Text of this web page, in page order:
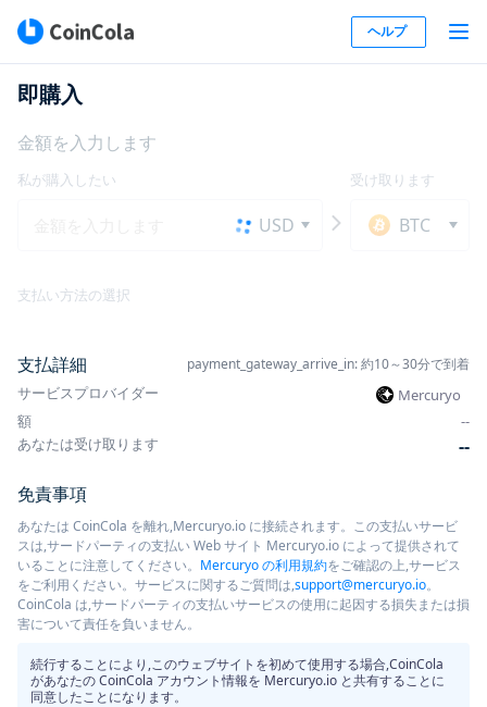
ヘルプ
即購入
金額を入力します
私が購入したい
USD
受け取ります
BTC
支払い方法の選択
支払詳細 payment_gateway_arrive_in: 約10～30分で到着
サービスプロバイダー
Mercuryo
額
--
あなたは受け取ります
--
免責事項
あなたは CoinCola を離れ,Mercuryo.io に接続されます。この支払いサービ
スは,サードパーティの支払い Web サイト Mercuryo.io によって提供されて
いることに注意してください。 Mercuryo の利用規約をご確認の上,サービス
をご利用ください。サービスに関するご質問は,support@mercuryo.io。
CoinCola は,サードパーティの支払いサービスの使用に起因する損失または損
害について責任を負いません。
続行することにより,このウェブサイトを初めて使用する場合,CoinCola
があなたの CoinCola アカウント情報を Mercuryo.io と共有することに
同意したことになります。